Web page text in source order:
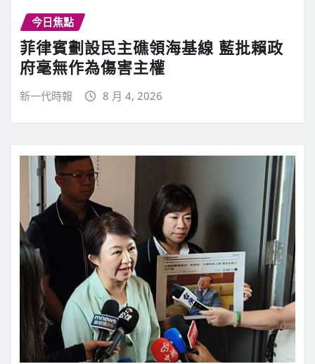
今日焦點
菲律賓劃設民主礁領海基線 藍批賴政
府毫無作為傷害主權
新一代時報 8 月 4, 2026